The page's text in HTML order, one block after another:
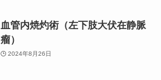
血管内焼灼術（左下肢大伏在静脈
瘤）
2024年8月26日